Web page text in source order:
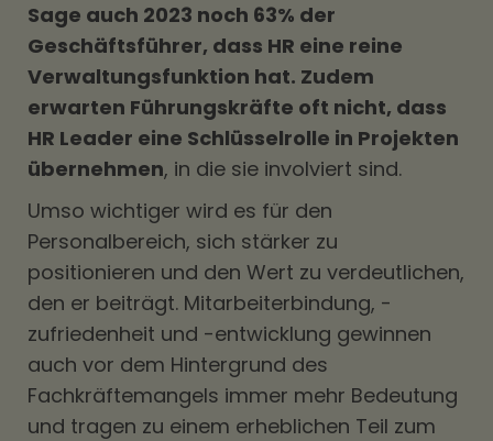
Sage auch 2023 noch 63% der
Geschäftsführer, dass HR eine reine
Verwaltungsfunktion hat. Zudem
erwarten Führungskräfte oft nicht, dass
HR Leader eine Schlüsselrolle in Projekten
übernehmen, in die sie involviert sind.
Umso wichtiger wird es für den
Personalbereich, sich stärker zu
positionieren und den Wert zu verdeutlichen,
den er beiträgt. Mitarbeiterbindung, -
zufriedenheit und -entwicklung gewinnen
auch vor dem Hintergrund des
Fachkräftemangels immer mehr Bedeutung
und tragen zu einem erheblichen Teil zum